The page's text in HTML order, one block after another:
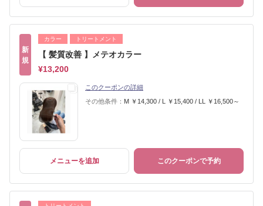
新
規
カラー トリートメント
【 髪質改善 】メテオカラー
¥13,200
このクーポンの詳細
その他条件： M ￥14,300 / L ￥15,400 / LL ￥16,500～
メニューを追加 このクーポンで予約